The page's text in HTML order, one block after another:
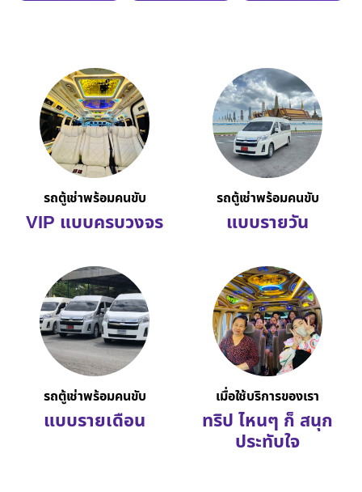
รถตู้เช่าพร้อมคนขับ
VIP แบบครบวงจร
รถตู้เช่าพร้อมคนขับ
แบบรายวัน
รถตู้เช่าพร้อมคนขับ
แบบรายเดือน
เมื่อใช้บริการของเรา
ทริป ไหนๆ ก็ สนุก
ประทับใจ